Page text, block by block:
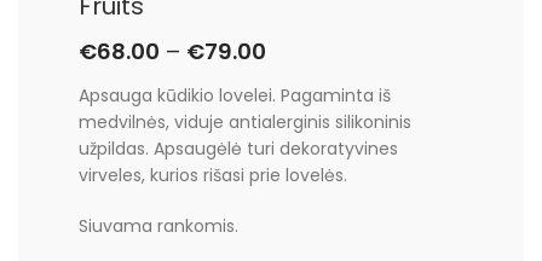
€68.00 – €79.00
Apsauga kūdikio lovelei. Pagaminta iš
medvilnės, viduje antialerginis silikoninis
užpildas. Apsaugėlė turi dekoratyvines
virveles, kurios rišasi prie lovelės.
Siuvama rankomis.